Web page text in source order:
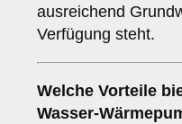
ausreichend
Verfügung steht.
Welche Vorteile
Wasser-